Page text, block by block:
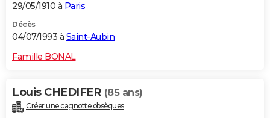
29/05/1910 à Paris
Décès
04/07/1993 à Saint-Aubin
Famille BONAL
Louis CHEDIFER (85 ans)
Créer une cagnotte obsèques